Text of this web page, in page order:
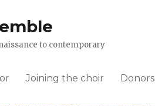
to contemporary
Joining the choir Donors